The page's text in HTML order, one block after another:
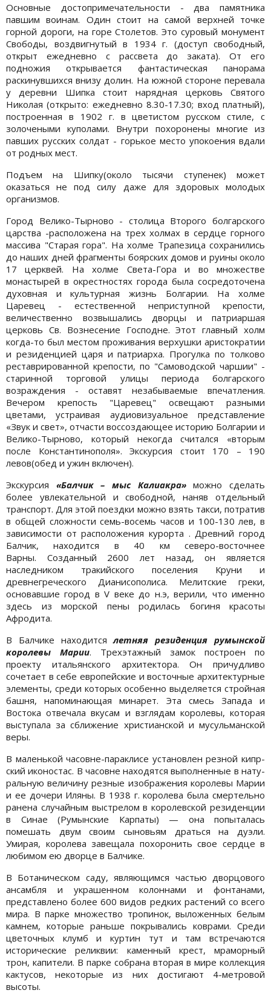
Основные достопримечательности - два памятника
павшим воинам. Один стоит на самой верхней точке
горной дороги, на горе Столетов. Это суровый монумент
Свободы, воздвигнутый в 1934 г. (доступ свободный,
открыт ежедневно с рассвета до заката). От его
подножия открывается фантастическая панорама
раскинувшихся внизу долин. На южной стороне перевала
у деревни Шипка стоит нарядная церковь Святого
Николая (открыто: ежедневно 8.30-17.30; вход платный),
построенная в 1902 г. в цветистом русском стиле, с
золочеными куполами. Внутри похоронены многие из
павших русских солдат - горькое место упокоения вдали
от родных мест.
Подъем на Шипку(около тысячи ступенек) может
оказаться не под силу даже для здоровых молодых
организмов.
Город Велико-Тырново - столица Второго болгарского
царства -расположена на трех холмах в сердце горного
массива "Старая гора". На холме Трапезица сохранились
до наших дней фрагменты боярских домов и руины около
17 церквей. На холме Света-Гора и во множестве
монастырей в окрестностях города была сосредоточена
духовная и культурная жизнь Болгарии. На холме
Царевец - естественной неприступной крепости,
величественно возвышались дворцы и патриаршая
церковь Св. Вознесение Господне. Этот главный холм
когда-то был местом проживания верхушки аристократии
и резиденцией царя и патриарха. Прогулка по толково
реставрированной крепости, по "Самоводской чаршии" -
старинной торговой улицы периода болгарского
возраждения - оставят незабываемые впечатления.
Вечером крепость "Царевец" освещают разными
цветами, устраивая аудиовизуальное представление
«Звук и свет», отчасти воссоздающее историю Болгарии и
Велико-Тырново, который некогда считался «вторым
после Константинополя». Экскурсия стоит 170 – 190
левов(обед и ужин включен).
Экскурсия «Балчик – мыс Калиакра»можно сделать
более увлекательной и свободной, наняв отдельный
транспорт. Для этой поездки можно взять такси, потратив
в общей сложности семь-восемь часов и 100-130 лев, в
зависимости от расположения курорта . Древний город
Балчик, находится в 40 км северо-восточнее
Варны. Созданный 2600 лет назад, он является
наследником тракийского поселения Круни и
древнегреческого Дианисополиса. Мелитские греки,
основавшие город в V веке до н.э, верили, что именно
здесь из морской пены родилась богиня красоты
Афродита.
В Балчике находитсялетняя резиденция румынской
королевы Марии. Трехэтажный замок построен по
проекту итальянского архитектора. Он причудливо
сочетает в себе европей­ские и восточные архитектурные
элементы, среди кото­рых особенно выделяется стройная
башня, напоминающая минарет. Эта смесь Запада и
Востока отвечала вкусам и взглядам королевы, которая
выступала за сближение хрис­тианской и мусульманской
веры.
В маленькой часовне-параклисе установлен резной кипр­
ский иконостас. В часовне находятся выполненные в нату­
ральную величину резные изображения королевы Марии
и ее дочери Иляны. В 1938 г. королева была смертельно
ра­нена случайным выстрелом в королевской резиденции
в Синае (Румынские Карпаты) — она попыталась
помешать двум своим сыновьям драться на дуэли.
Умирая, королева завещала похоронить свое сердце в
любимом ею дворце в Балчике.
В Ботаническом саду, являющимся частью дворцового
ансамбля и украшенном колоннами и фонтанами,
представлено более 600 видов редких растений со всего
мира. В парке множество тропинок, выложенных белым
камнем, которые раньше покрывались коврами. Среди
цветочных клумб и куртин тут и там встречаются
исторические реликвии: каменный крест, мраморный
трон, капители. В парке собрана вторая в мире коллекция
кактусов, некоторые из них достигают 4-метровой
высоты.